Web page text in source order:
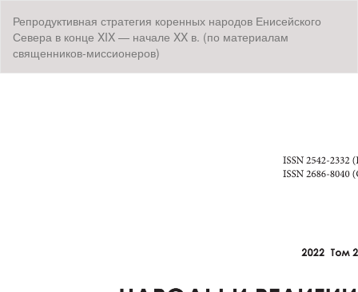
Подробностям
статье
Репродуктивная стратегия коренных народов Енисейского
Севера в конце XIX — начале XX в. (по материалам
священников-миссионеров)